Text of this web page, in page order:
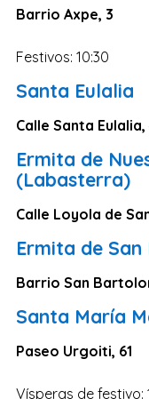
Barrio Axpe, 3
Festivos: 10:30
Santa Eulalia
Calle Santa Eulalia,
Ermita de
(Labasterra)
Calle Loyola de
Ermita de
Barrio San
Santa María
Paseo Urgoiti, 61
Vísperas de festivo: